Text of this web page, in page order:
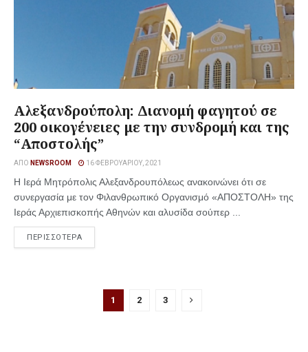
Αλεξανδρούπολη: Διανομή φαγητού σε
200 οικογένειες με την συνδρομή και της
“Αποστολής”
ΑΠΌ NEWSROOM 16 ΦΕΒΡΟΥΑΡΊΟΥ, 2021
Η Ιερά Μητρόπολις Αλεξανδρουπόλεως ανακοινώνει ότι σε
συνεργασία με τον Φιλανθρωπικό Οργανισμό «ΑΠΟΣΤΟΛΗ» της
Ιεράς Αρχιεπισκοπής Αθηνών και αλυσίδα σούπερ ...
ΠΕΡΙΣΣΟΤΕΡΑ
1 2 3